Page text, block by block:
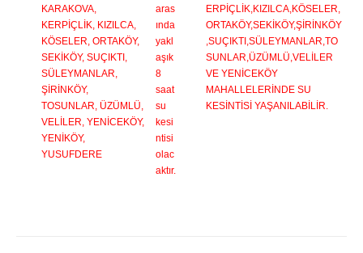
KARAKOVA,
KERPİÇLİK, KIZILCA,
KÖSELER, ORTAKÖY,
SEKİKÖY, SUÇIKTI,
SÜLEYMANLAR,
ŞİRİNKÖY,
TOSUNLAR, ÜZÜMLÜ,
VELİLER, YENİCEKÖY,
YENİKÖY,
YUSUFDERE
aras
ında
yakl
aşık
8
saat
su
kesi
ntisi
olac
aktır.
ERPİÇLİK,KIZILCA,KÖSELER,
ORTAKÖY,SEKİKÖY,ŞİRİNKÖY
,SUÇIKTI,SÜLEYMANLAR,TO
SUNLAR,ÜZÜMLÜ,VELİLER
VE YENİCEKÖY
MAHALLELERİNDE SU
KESİNTİSİ YAŞANILABİLİR.